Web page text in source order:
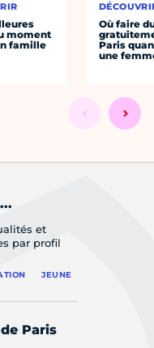
moment
famille
Où faire
Paris
une
et
par profil
JEUNE
Paris